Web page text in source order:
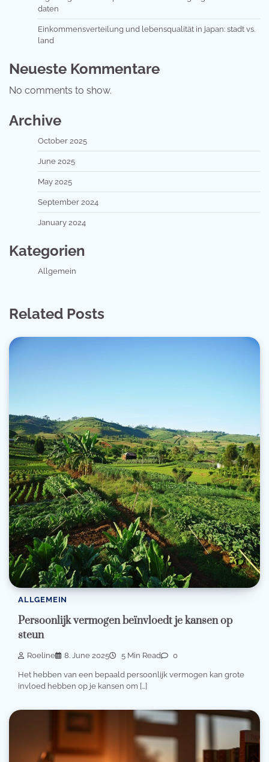
daten
Einkommensverteilung und lebensqualität in japan: stadt vs.
land
Neueste Kommentare
No comments to show.
Archive
October 2025
June 2025
May 2025
September 2024
January 2024
Kategorien
Allgemein
Related Posts
ALLGEMEIN
Persoonlijk vermogen beïnvloedt je kansen op
steun
Roeline 8. June 2025 5 Min Read 0
Het hebben van een bepaald persoonlijk vermogen kan grote
invloed hebben op je kansen om […]